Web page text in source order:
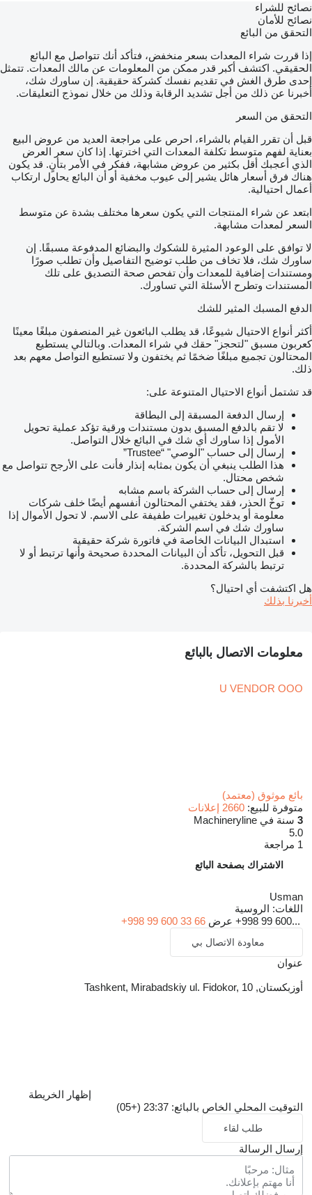
نصائح للشراء
نصائح للأمان
التحقق من البائع
إذا قررت شراء المعدات بسعر منخفض، فتأكد أنك تتواصل مع البائع
الحقيقي. اكتشف أكبر قدر ممكن من المعلومات عن مالك المعدات. تتمثل
إحدى طرق الغش في تقديم نفسك كشركة حقيقية. إن ساورك شك،
أخبرنا عن ذلك من أجل تشديد الرقابة وذلك من خلال نموذج التعليقات.
التحقق من السعر
قبل أن تقرر القيام بالشراء، احرص على مراجعة العديد من عروض البيع
بعناية لفهم متوسط تكلفة المعدات التي اخترتها. إذا كان سعر العرض
الذي أعجبك أقل بكثير من عروض مشابهة، ففكر في الأمر بتأنٍ. قد يكون
هناك فرق أسعار هائل يشير إلى عيوب مخفية أو أن البائع يحاول ارتكاب
أعمال احتيالية.
ابتعد عن شراء المنتجات التي يكون سعرها مختلف بشدة عن متوسط
السعر لمعدات مشابهة.
لا توافق على الوعود المثيرة للشكوك والبضائع المدفوعة مسبقًا. إن
ساورك شك، فلا تخاف من طلب توضيح التفاصيل وأن تطلب صورًا
ومستندات إضافية للمعدات وأن تفحص صحة التصديق على تلك
المستندات وتطرح الأسئلة التي تساورك.
الدفع المسبك المثير للشك
أكثر أنواع الاحتيال شيوعًا، قد يطلب البائعون غير المنصفون مبلغًا معينًا
كعربون مسبق "لتحجز" حقك في شراء المعدات. وبالتالي يستطيع
المحتالون تجميع مبلغًا ضخمًا ثم يختفون ولا تستطيع التواصل معهم بعد
ذلك.
قد تشتمل أنواع الاحتيال المتنوعة على:
إرسال الدفعة المسبقة إلى البطاقة
لا تقم بالدفع المسبق بدون مستندات ورقية تؤكد عملية تحويل
الأمول إذا ساورك أي شك في البائع خلال التواصل.
إرسال إلى حساب "الوصي" “Trustee”
هذا الطلب ينبغي أن يكون بمثابه إنذار فأنت على الأرجح تتواصل مع
شخص محتال.
إرسال إلى حساب الشركة باسم مشابه
توخّ الحذر، فقد يختفي المحتالون أنفسهم أيضًا خلف شركات
معلومة أو يدخلون تغييرات طفيفة على الاسم. لا تحول الأموال إذا
ساورك شك في اسم الشركة.
استبدال البيانات الخاصة في فاتورة شركة حقيقية
قبل التحويل، تأكد أن البيانات المحددة صحيحة وأنها ترتبط أو لا
ترتبط بالشركة المحددة.
هل اكتشفت أي احتيال؟
أخبرنا بذلك
معلومات الاتصال بالبائع
U VENDOR OOO
بائع موثوق (معتمد)
متوفرة للبيع: 2660 إعلانات
3 سنة في Machineryline
5.0
1 مراجعة
الاشتراك بصفحة البائع
Usman
اللغات: الروسية
+998 99 600... عرض +998 99 600 33 66
معاودة الاتصال بي
عنوان
أوزبكستان, Tashkent, Mirabadskiy ul. Fidokor, 10
إظهار الخريطة
التوقيت المحلي الخاص بالبائع: 23:37 (+05)
طلب لقاء
إرسال الرسالة